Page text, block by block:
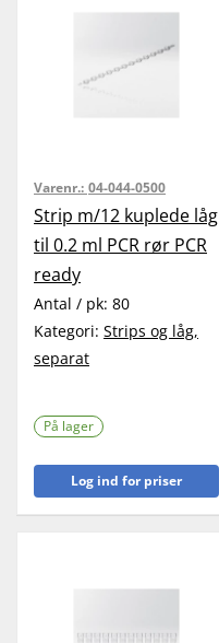
Varenr.: 04-044-0500
Strip m/12 kuplede låg
til 0.2 ml PCR rør PCR
ready
Antal / pk: 80
Kategori: Strips og låg,
separat
På lager
Log ind for priser